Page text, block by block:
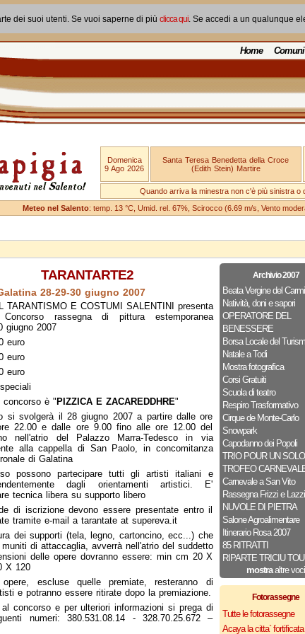
dei suoi utenti. Se vuoi saperne di più clicca qui. Se accedi a un qualunque
Home Comuni
Domenica
9 Ago 2026
Santa Teresa Benedetta della Croce
(Edith Stein) Martire
Quando arriva la minestra non c'è più sinistra o
Meteo nel Salento: temp. 13 °C, Umid. rel. 67%, Scirocco (6.69 m/s, Vento
Archivio 2007
Beata Vergine del
Natività, doni e sapori
OPERATORE DEL
BENESSERE
Borsa Locale del
Natale a Todi
Mostra fotografica
Corsi Gratuiti
Scuola di teatro
Respiro Trasformativo
Cirque de Monte-Carlo
Snowpark
Capodanno dei Popoli
TRIO POUR UN SOLO
TROFEO
Carnevale a San Vito
Rassegna Frizzi e Lazzi
NUVOLE DI PIETRA
Salone Agroalimentare
Itinerario Rosa 2007
85 RITRATTI
RIPARTE TRICIU
mostraaltre voci
Fotorassegne
Tutte le fotorassegne
Acaya la citta` fortificata
TARANTARTE2
28-29-30 giugno 2007
TARANTISMO E COSTUMI SALENTINI presenta
Concorso rassegna di pittura estemporanea
giugno 2007
euro
euro
euro
è " PIZZICA E ZACAREDDHRE"
si svolgerà il 28 giugno 2007 a partire dalle ore
22.00 e dalle ore 9.00 fino alle ore 12.00 del
nell'atrio del Palazzo Marra-Tedesco in via
alla cappella di San Paolo, in concomitanza
di Galatina
possono partecipare tutti gli artisti italiani e
dagli orientamenti artistici. E'
tecnica libera su supporto libero
di iscrizione devono essere presentate entro il
tramite e-mail a tarantate at supereva.it
dei supporti (tela, legno, cartoncino, ecc...) che
di attaccaglia, avverrà nell'atrio del suddetto
delle opere dovranno essere: min cm 20 X
X 120
escluse quelle premiate, resteranno di
e potranno essere ritirate dopo la premiazione.
al concorso e per ulteriori informazioni si prega di
numeri: 380.531.08.14 - 328.70.25.672 –